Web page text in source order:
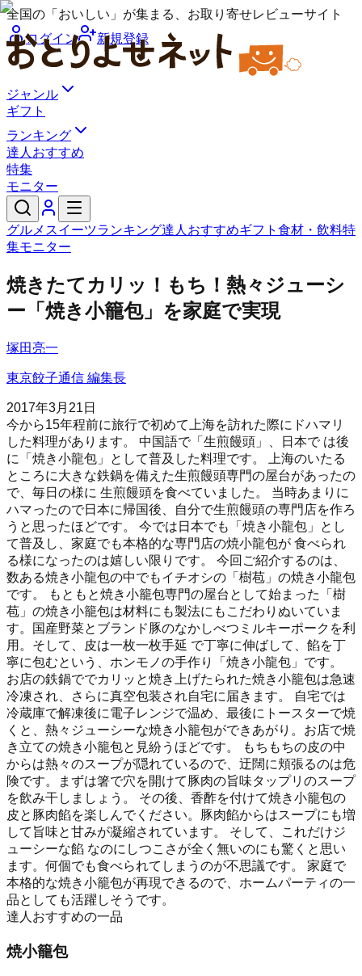
全国の「おいしい」が集まる、お取り寄せレビューサイト
ログイン
新規登録
ジャンル
ギフト
ランキング
達人おすすめ
特集
モニター
グルメ スイーツランキング達人おすすめギフト 食材・飲料特
集モニター
焼きたてカリッ！もち！熱々ジューシ
ー「焼き小籠包」を家庭で実現
塚田亮一
東京餃子通信 編集長
2017年3月21日
今から15年程前に旅行で初めて上海を訪れた際にドハマリ
した料理があります。 中国語で「生煎饅頭」、日本で は後
に「焼き小龍包」として普及した料理です。 上海のいたる
ところに大きな鉄鍋を備えた生煎饅頭専門の屋台があったの
で、毎日の様に 生煎饅頭を食べていました。 当時あまりに
ハマったので日本に帰国後、自分で生煎饅頭の専門店を作ろ
うと思ったほどです。 今では日本でも「焼き小龍包」とし
て普及し、家庭でも本格的な専門店の焼小龍包が 食べられ
る様になったのは嬉しい限りです。 今回ご紹介するのは、
数ある焼き小龍包の中でもイチオシの「樹苞」の焼き小龍包
です。 もともと焼き小籠包専門の屋台として始まった「樹
苞」の焼き小籠包は材料にも製法にもこだわりぬいていま
す。国産野菜とブランド豚のなかしべつミルキーポークを利
用。そして、皮は一枚一枚手延 で丁寧に伸ばして、餡を丁
寧に包むという、ホンモノの手作り「焼き小龍包」です。
お店の鉄鍋ででカリッと焼き上げたられた焼き小籠包は急速
冷凍され、さらに真空包装され自宅に届きます。 自宅では
冷蔵庫で解凍後に電子レンジで温め、最後にトースターで焼
くと、熱々ジューシーな焼き小籠包ができあがり。お店で焼
き立ての焼き小籠包と見紛うほどです。 もちもちの皮の中
からは熱々のスープが隠れているので、迂闊に頬張るのは危
険です。まずは箸で穴を開けて豚肉の旨味タップリのスープ
を飲み干しましょう。 その後、香酢を付けて焼き小籠包の
皮と豚肉餡を楽しんでください。豚肉餡からはスープにも増
して旨味と甘みが凝縮されています。 そして、これだけジ
ューシーな餡 なのにしつこさが全く無いのにも驚くと思い
ます。何個でも食べられてしまうのが不思議です。 家庭で
本格的な焼き小籠包が再現できるので、ホームパーティの一
品としても活躍しそうです。
達人おすすめの一品
焼小籠包